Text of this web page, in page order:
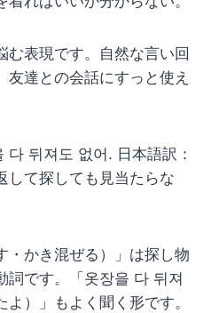
む表現です。自然な言い回
友達との会話にすっと使え
다 뒤져도 없어. 日本語訳：
して探しても見当たらな
・かき混ぜる）」は探し物
詞です。「옷장을 다 뒤져
）」もよく聞く形です。